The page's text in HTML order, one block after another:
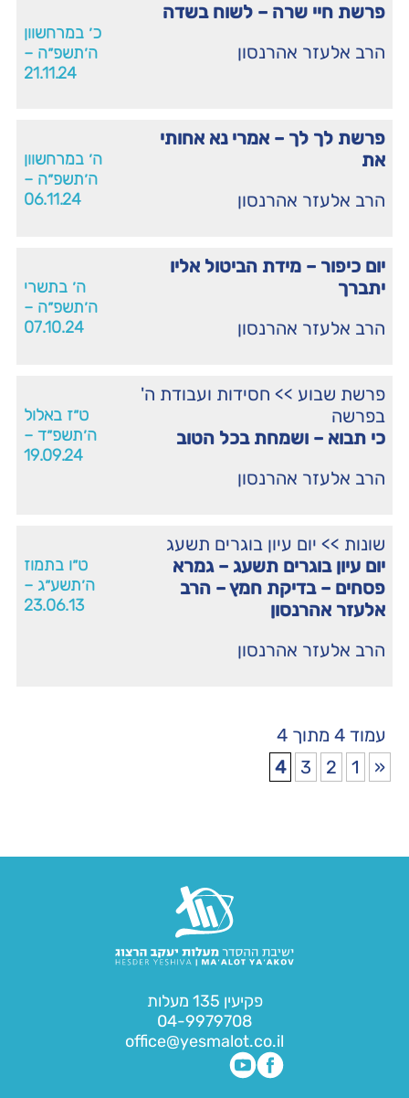
פרשת חיי שרה – לשוח בשדה
הרב אלעזר אהרנסון
כ׳ במרחשוון
ה׳תשפ״ה –
21.11.24
פרשת לך לך – אמרי נא אחותי
את
הרב אלעזר אהרנסון
ה׳ במרחשוון
ה׳תשפ״ה –
06.11.24
יום כיפור – מידת הביטול אליו
יתברך
הרב אלעזר אהרנסון
ה׳ בתשרי
ה׳תשפ״ה –
07.10.24
פרשת שבוע >> חסידות ועבודת ה'
בפרשה
כי תבוא – ושמחת בכל הטוב
הרב אלעזר אהרנסון
ט״ז באלול
ה׳תשפ״ד –
19.09.24
שונות >> יום עיון בוגרים תשעג
יום עיון בוגרים תשעג – גמרא
פסחים – בדיקת חמץ – הרב
אלעזר אהרנסון
הרב אלעזר אהרנסון
ט״ו בתמוז
ה׳תשע״ג –
23.06.13
עמוד 4 מתוך 4
«
1
2
3
4
פקיעין 135 מעלות
04-9979708
office@yesmalot.co.il